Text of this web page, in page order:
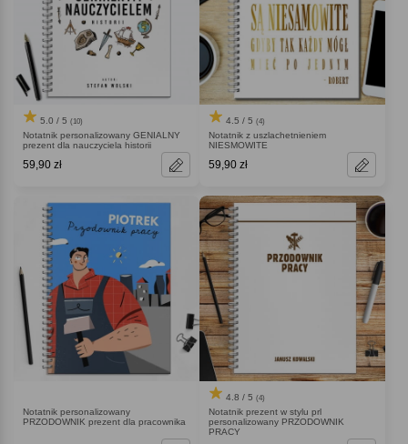
5.0 / 5 (10)
Notatnik personalizowany GENIALNY
prezent dla nauczyciela historii
59,90 zł
4.5 / 5 (4)
Notatnik z uszlachetnieniem
NIESMOWITE
59,90 zł
Notatnik personalizowany
PRZODOWNIK prezent dla pracownika
4.8 / 5 (4)
Notatnik prezent w stylu prl
personalizowany PRZODOWNIK
PRACY